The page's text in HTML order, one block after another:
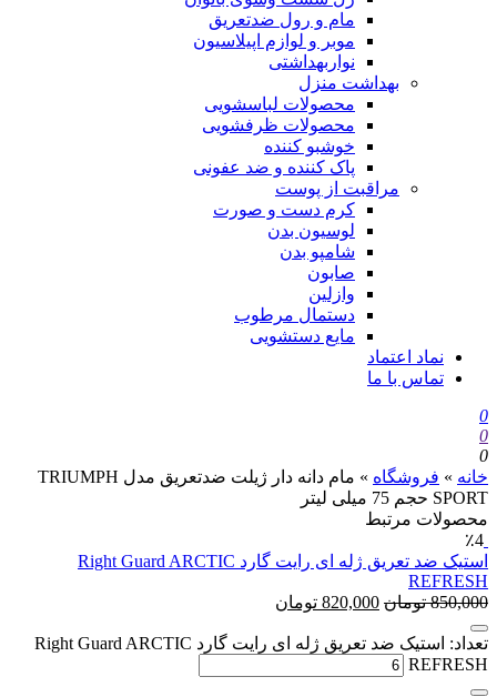
مام و رول ضدتعریق
موبر و لوازم اپیلاسیون
نواربهداشتی
بهداشت منزل
محصولات لباسشویی
محصولات ظرفشویی
خوشبو کننده
پاک کننده و ضد عفونی
مراقبت از پوست
کرم دست و صورت
لوسیون بدن
شامپو بدن
صابون
وازلین
دستمال مرطوب
مایع دستشویی
نماد اعتماد
تماس با ما
0
0
0
خانه » فروشگاه »
مام دانه دار ژیلت ضدتعریق مدل TRIUMPH
SPORT حجم 75 میلی لیتر
محصولات مرتبط
٪4
استیک ضد تعریق ژله ای رایت گارد Right Guard ARCTIC
REFRESH
850,000 تومان 820,000 تومان
تعداد: استیک ضد تعریق ژله ای رایت گارد Right Guard ARCTIC
REFRESH